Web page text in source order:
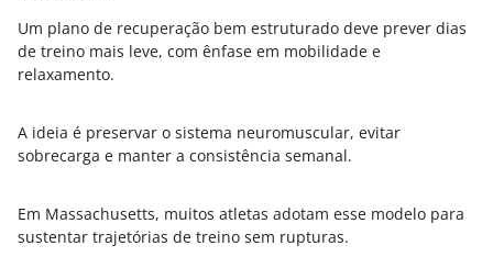
Um plano de recuperação bem estruturado deve prever dias
de treino mais leve, com ênfase em mobilidade e
relaxamento.
A ideia é preservar o sistema neuromuscular, evitar
sobrecarga e manter a consistência semanal.
Em Massachusetts, muitos atletas adotam esse modelo para
sustentar trajetórias de treino sem rupturas.